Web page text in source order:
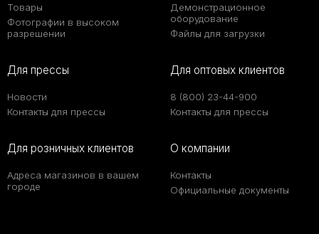
Товары
Фотографии в высоком
разрешении
Демонстрационное
оборудование
Файлы для загрузки
Для прессы
Новости
Контакты для прессы
Для оптовых клиентов
8 (800) 23-44-900
Контакты для прессы
Для розничных клиентов
Адреса магазинов в вашем
городе
О компании
Контакты
Официальные документы